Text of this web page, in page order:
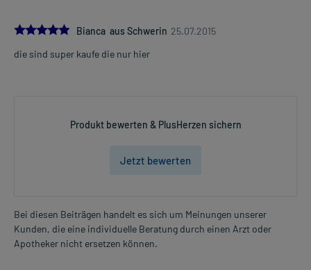
5.0
Bianca aus Schwerin 25.07.2015
die sind super kaufe die nur hier
Produkt bewerten & PlusHerzen sichern
Jetzt bewerten
Bei diesen Beiträgen handelt es sich um Meinungen unserer
Kunden, die eine individuelle Beratung durch einen Arzt oder
Apotheker nicht ersetzen können.